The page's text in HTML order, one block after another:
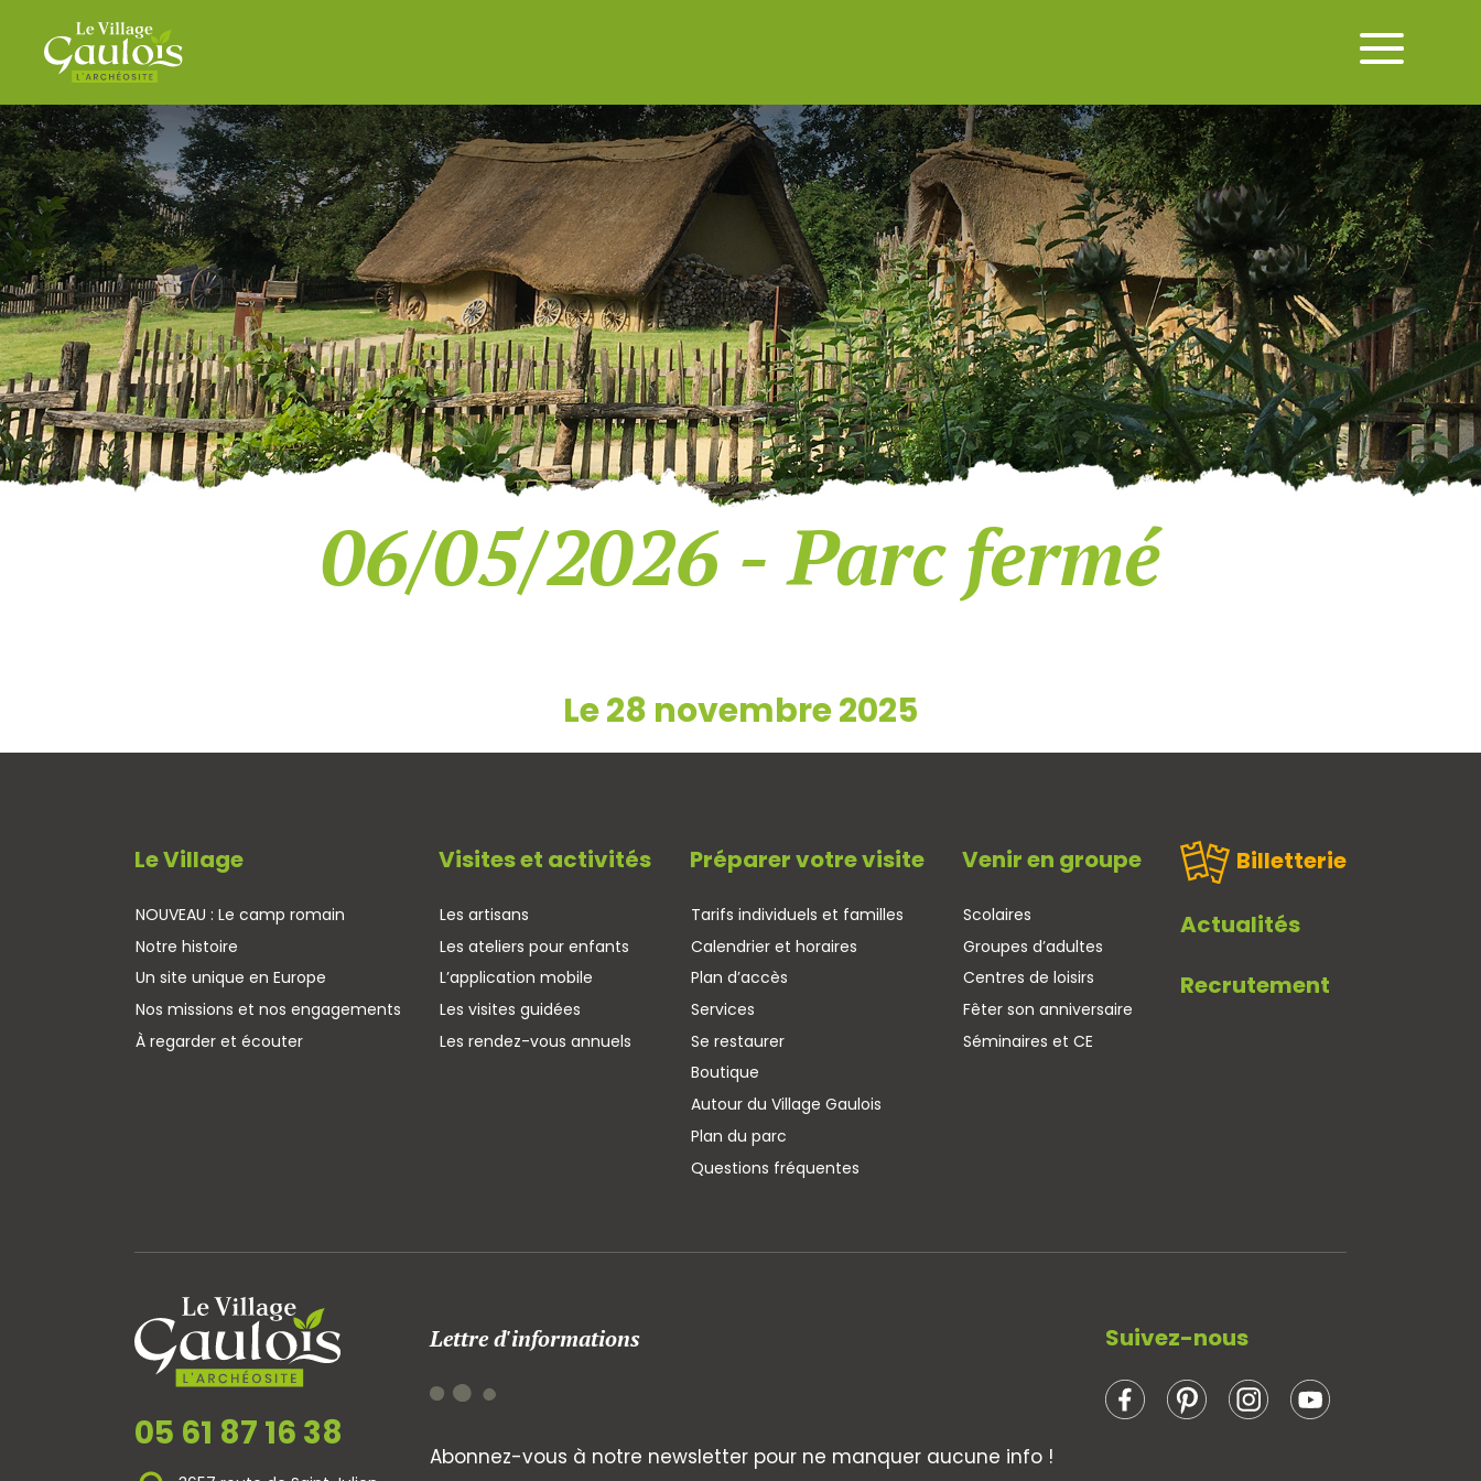
06/05/2026 - Parc fermé
Le 28 novembre 2025
Le Village
NOUVEAU : Le camp romain
Notre histoire
Un site unique en Europe
Nos missions et nos engagements
À regarder et écouter
Visites et activités
Les artisans
Les ateliers pour enfants
L’application mobile
Les visites guidées
Les rendez-vous annuels
Préparer votre visite
Tarifs individuels et familles
Calendrier et horaires
Plan d’accès
Services
Se restaurer
Boutique
Autour du Village Gaulois
Plan du parc
Questions fréquentes
Venir en groupe
Scolaires
Groupes d’adultes
Centres de loisirs
Fêter son anniversaire
Séminaires et CE
Billetterie
Actualités
Recrutement
05 61 87 16 38
Lettre d'informations
Abonnez-vous à notre newsletter pour ne manquer aucune info !
Suivez-nous